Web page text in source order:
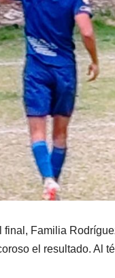
final, Familia
el resultado. Al